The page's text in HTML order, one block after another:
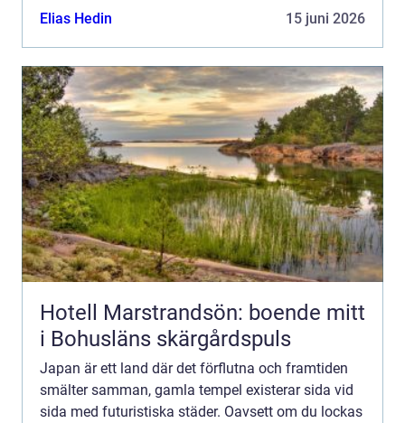
unika maten, erbjud...
Elias Hedin 15 juni 2026
Hotell Marstrandsön: boende mitt
i Bohusläns skärgårdspuls
Japan är ett land där det förflutna och framtiden
smälter samman, gamla tempel existerar sida vid
sida med futuristiska städer. Oavsett om du lockas